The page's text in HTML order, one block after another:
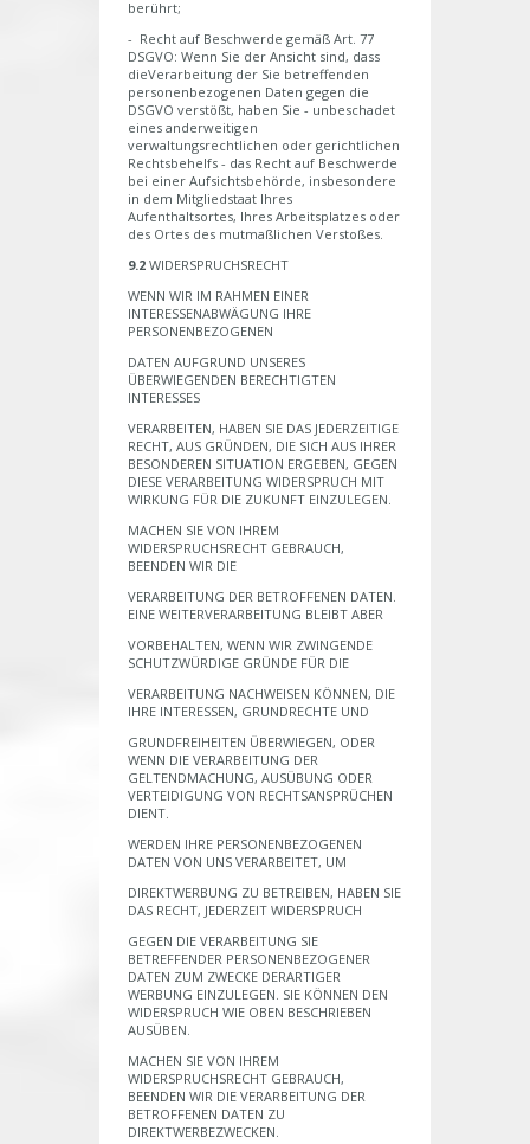
berührt;
- Recht auf Beschwerde gemäß Art. 77
DSGVO: Wenn Sie der Ansicht sind, dass
dieVerarbeitung der Sie betreffenden
personenbezogenen Daten gegen die
DSGVO verstößt, haben Sie - unbeschadet
eines anderweitigen
verwaltungsrechtlichen oder gerichtlichen
Rechtsbehelfs - das Recht auf Beschwerde
bei einer Aufsichtsbehörde, insbesondere
in dem Mitgliedstaat Ihres
Aufenthaltsortes, Ihres Arbeitsplatzes oder
des Ortes des mutmaßlichen Verstoßes.
9.2 WIDERSPRUCHSRECHT
WENN WIR IM RAHMEN EINER
INTERESSENABWÄGUNG IHRE
PERSONENBEZOGENEN
DATEN AUFGRUND UNSERES
ÜBERWIEGENDEN BERECHTIGTEN
INTERESSES
VERARBEITEN, HABEN SIE DAS JEDERZEITIGE
RECHT, AUS GRÜNDEN, DIE SICH AUS IHRER
BESONDEREN SITUATION ERGEBEN, GEGEN
DIESE VERARBEITUNG WIDERSPRUCH MIT
WIRKUNG FÜR DIE ZUKUNFT EINZULEGEN.
MACHEN SIE VON IHREM
WIDERSPRUCHSRECHT GEBRAUCH,
BEENDEN WIR DIE
VERARBEITUNG DER BETROFFENEN DATEN.
EINE WEITERVERARBEITUNG BLEIBT ABER
VORBEHALTEN, WENN WIR ZWINGENDE
SCHUTZWÜRDIGE GRÜNDE FÜR DIE
VERARBEITUNG NACHWEISEN KÖNNEN, DIE
IHRE INTERESSEN, GRUNDRECHTE UND
GRUNDFREIHEITEN ÜBERWIEGEN, ODER
WENN DIE VERARBEITUNG DER
GELTENDMACHUNG, AUSÜBUNG ODER
VERTEIDIGUNG VON RECHTSANSPRÜCHEN
DIENT.
WERDEN IHRE PERSONENBEZOGENEN
DATEN VON UNS VERARBEITET, UM
DIREKTWERBUNG ZU BETREIBEN, HABEN SIE
DAS RECHT, JEDERZEIT WIDERSPRUCH
GEGEN DIE VERARBEITUNG SIE
BETREFFENDER PERSONENBEZOGENER
DATEN ZUM ZWECKE DERARTIGER
WERBUNG EINZULEGEN. SIE KÖNNEN DEN
WIDERSPRUCH WIE OBEN BESCHRIEBEN
AUSÜBEN.
MACHEN SIE VON IHREM
WIDERSPRUCHSRECHT GEBRAUCH,
BEENDEN WIR DIE VERARBEITUNG DER
BETROFFENEN DATEN ZU
DIREKTWERBEZWECKEN.